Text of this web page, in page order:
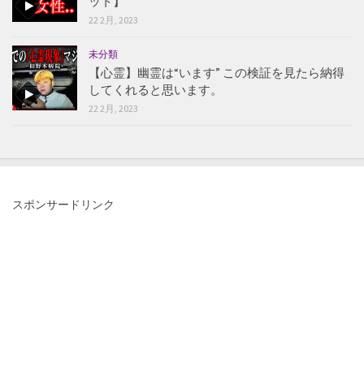
22 2月, 2023
未分類
【心霊】幽霊は“います” この検証を見たら納得
してくれると思います。
22 2月, 2023
スポンサードリンク